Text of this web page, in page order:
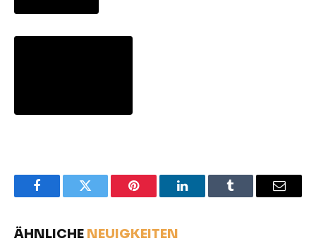
FacebookTwitter Pinterest LinkedInTumblr Email
ÄHNLICHE NEUIGKEITEN